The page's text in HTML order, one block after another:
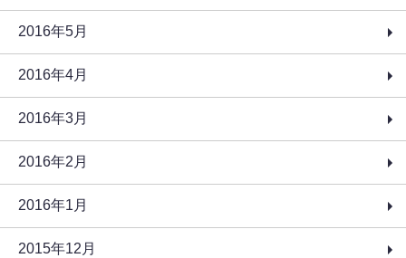
2016年5月
2016年4月
2016年3月
2016年2月
2016年1月
2015年12月